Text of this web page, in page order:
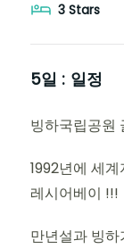
3 Stars
5일 : 일정
빙하국립공
1992년에 세
레시어베이 !!!
만년설과 빙